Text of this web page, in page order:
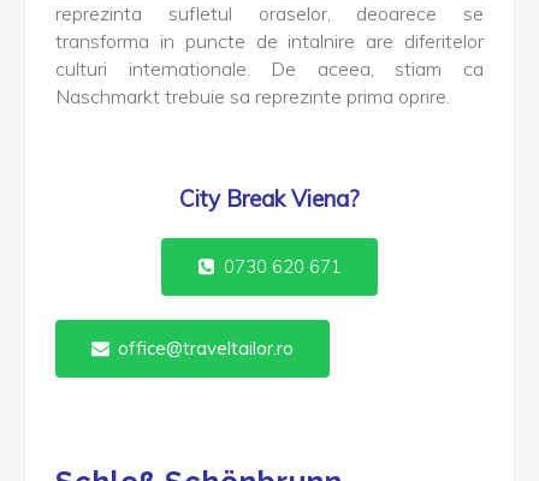
reprezinta sufletul oraselor, deoarece se
transforma in puncte de intalnire are diferitelor
culturi internationale. De aceea, stiam ca
Naschmarkt trebuie sa reprezinte prima oprire.
City Break Viena?
0730 620 671
office@traveltailor.ro